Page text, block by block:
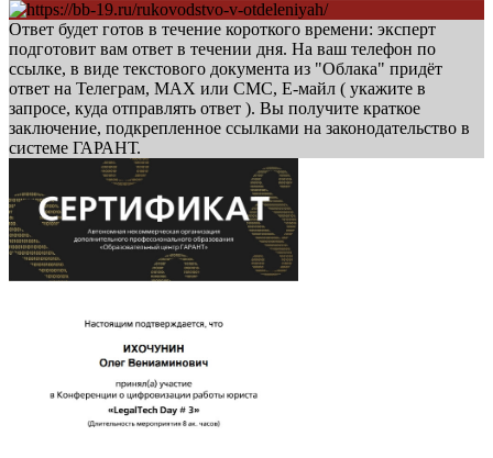
Ответ будет готов в течение короткого времени: эксперт
подготовит вам ответ в течении дня. На ваш телефон по
ссылке, в виде текстового документа из "Облака" придёт
ответ на Телеграм, МАХ или СМС, Е-майл ( укажите в
запросе, куда отправлять ответ ). Вы получите краткое
заключение, подкрепленное ссылками на законодательство в
системе ГАРАНТ.